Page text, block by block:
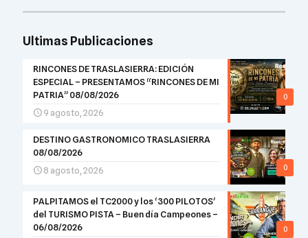
Ultimas Publicaciones
0
RINCONES DE TRASLASIERRA: EDICIÓN
ESPECIAL – PRESENTAMOS “RINCONES DE MI
PATRIA” 08/08/2026
9 agosto, 2026
0
DESTINO GASTRONOMICO TRASLASIERRA
08/08/2026
8 agosto, 2026
0
PALPITAMOS el TC2000 y los ‘300 PILOTOS’
del TURISMO PISTA – Buen día Campeones –
06/08/2026